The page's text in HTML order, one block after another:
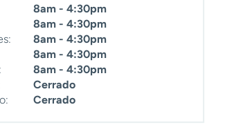
8am - 4:30pm
8am - 4:30pm
8am - 4:30pm
8am - 4:30pm
8am - 4:30pm
Cerrado
Cerrado